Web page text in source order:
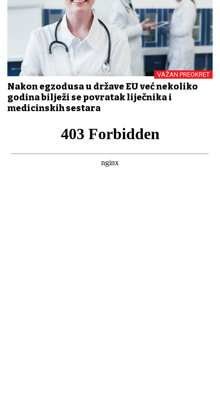
VAŽAN PREOKRET
Nakon egzodusa u države EU već nekoliko
godina bilježi se povratak liječnika i
medicinskih sestara